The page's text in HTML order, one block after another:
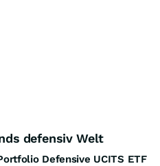
defensiv Welt
Defensive UCITS ETF